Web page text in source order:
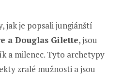
jak je popsali jungiánští
a Douglas Gilette, jsou
a milenec. Tyto archetypy
zralé mužnosti a jsou